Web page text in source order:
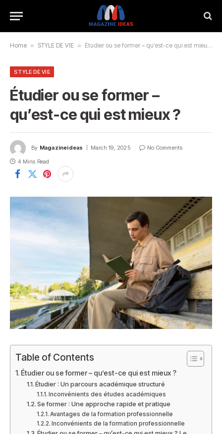
Home » STYLE DE VIE » Étudier ou se former – qu’est-ce qui est mieux ?
STYLE DE VIE
Étudier ou se former –
qu’est-ce qui est mieux ?
By Magazineideas March 19, 2025
No Comments
4 Mins Read
Table of Contents
Étudier ou se former – qu’est-ce qui est mieux ?
Étudier : Un parcours académique structuré
Inconvénients des études académiques
Se former : Une approche rapide et pratique
Avantages de la formation professionnelle
Inconvénients de la formation professionnelle